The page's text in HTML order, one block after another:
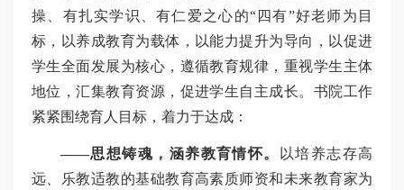
操、有扎实学识、有仁爱之心的“四有”好老师为目
标，以养成教育为载体，以能力提升为导向，以促进
学生全面发展为核心，遵循教育规律，重视学生主体
地位，汇集教育资源，促进学生自主成长。书院工作
紧紧围绕育人目标，着力于达成：
——思想铸魂，涵养教育情怀。
以培养志存高
远、乐教适教的基础教育高素质师资和未来教育家为